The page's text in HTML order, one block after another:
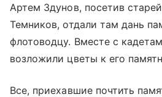
Артем Здунов, посетив
Темников, отдали там дань
флотоводцу. Вместе с
возложили цветы к его
Все, приехавшие почтить